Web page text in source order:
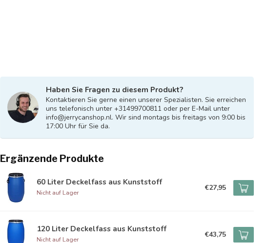
Haben Sie Fragen zu diesem Produkt?
Kontaktieren Sie gerne einen unserer Spezialisten. Sie erreichen
uns telefonisch unter +31499700811 oder per E-Mail unter
info@jerrycanshop.nl. Wir sind montags bis freitags von 9:00 bis
17:00 Uhr für Sie da.
Ergänzende Produkte
60 Liter Deckelfass aus Kunststoff
Nicht auf Lager
€27,95
120 Liter Deckelfass aus Kunststoff
Nicht auf Lager
€43,75